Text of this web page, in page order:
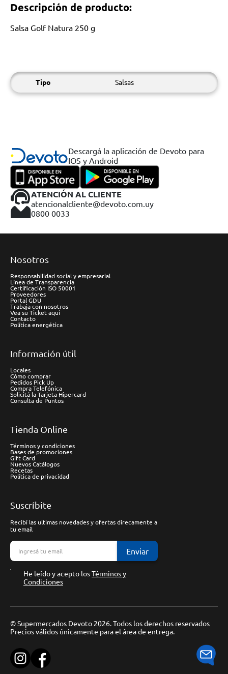
Descripción de producto:
Salsa Golf Natura 250 g
Tipo Salsas
Descargá la aplicación de Devoto para
IOS y Android
ATENCIÓN AL CLIENTE
atencionalcliente@devoto.com.uy
0800 0033
Nosotros
Responsabilidad social y empresarial
Línea de Transparencia
Certificación ISO 50001
Proveedores
Portal GDU
Trabaja con nosotros
Vea su Ticket aquí
Contacto
Política energética
Información útil
Locales
Cómo comprar
Pedidos Pick Up
Compra Telefónica
Solicitá la Tarjeta Hipercard
Consulta de Puntos
Tienda Online
Términos y condiciones
Bases de promociones
Gift Card
Nuevos Catálogos
Recetas
Política de privacidad
Suscríbite
Recibí las ultimas novedades y ofertas direcamente a
tu email
Enviar
He leído y acepto losTérminos y
Condiciones
© Supermercados Devoto 2026. Todos los derechos reservados
Precios válidos únicamente para el área de entrega.